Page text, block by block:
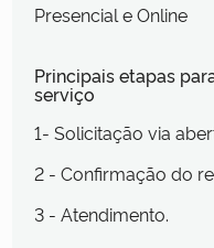
Presencial e Online
Principais etapas
serviço
1- Solicitação via
2 - Confirmação do
3 - Atendimento.